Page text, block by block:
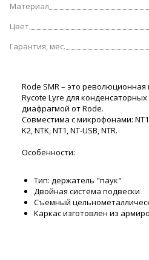
Материал
Цвет
Гарантия, мес.
Rode SMR – это революционная
Rycote Lyre для
диафрагмой от Rode.
Совместима с микрофонами: NT1-
K2, NTK, NT1, NT-USB, NTR.
Особенности:
Тип: держатель "паук"
Двойная система подвески
Съемный
Каркас изготовлен из